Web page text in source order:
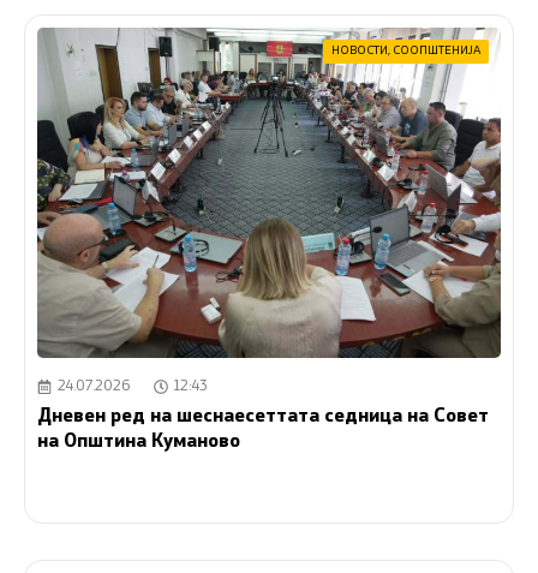
НОВОСТИ, СООПШТЕНИЈА
24.07.2026 12:43
Дневен ред на шеснаесеттата седница на Совет
на Општина Куманово